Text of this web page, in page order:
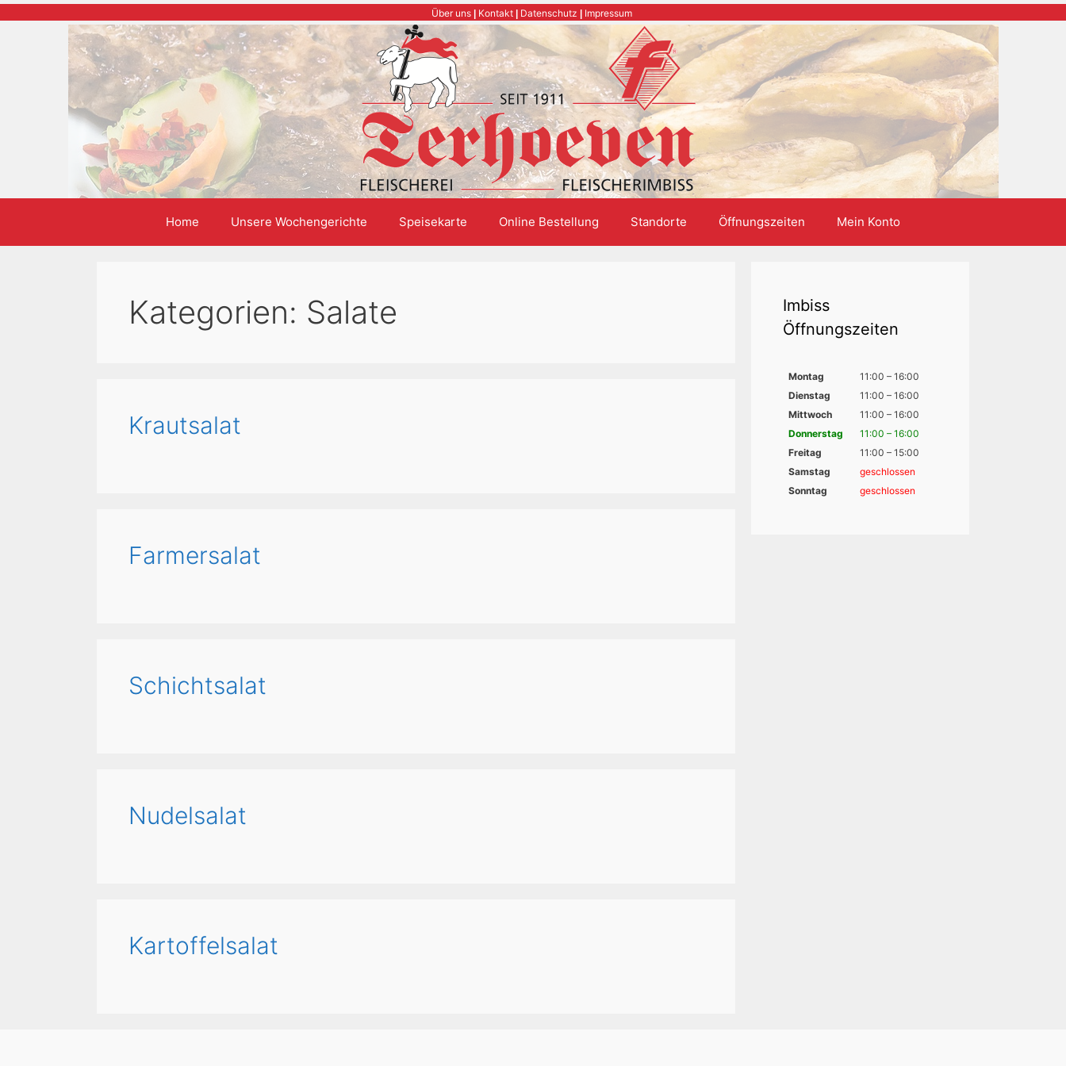
Zum
Inhalt
Über uns Kontakt Datenschutz Impressum
Home Unsere Wochengerichte Speisekarte Online Bestellung Standorte Öffnungszeiten Mein Konto
Kategorien: Salate
Krautsalat
Farmersalat
Schichtsalat
Nudelsalat
Kartoffelsalat
Imbiss
Öffnungszeiten
Montag
11:00 – 16:00
Dienstag
11:00 – 16:00
Mittwoch
11:00 – 16:00
Donnerstag
11:00 – 16:00
Freitag
11:00 – 15:00
Samstag
geschlossen
Sonntag
geschlossen